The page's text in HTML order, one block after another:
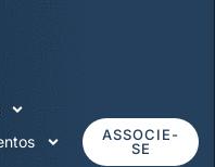
ASSOCIE-
SE